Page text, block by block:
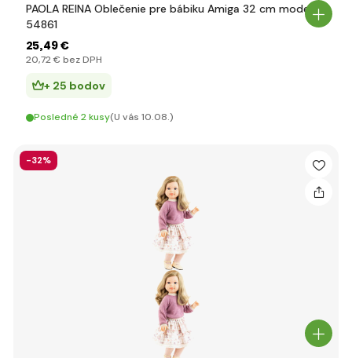
PAOLA REINA Oblečenie pre bábiku Amiga 32 cm model
54861
25,49 €
20,72 € bez DPH
+ 25 bodov
Posledné 2 kusy(U vás 10.08.)
-32%